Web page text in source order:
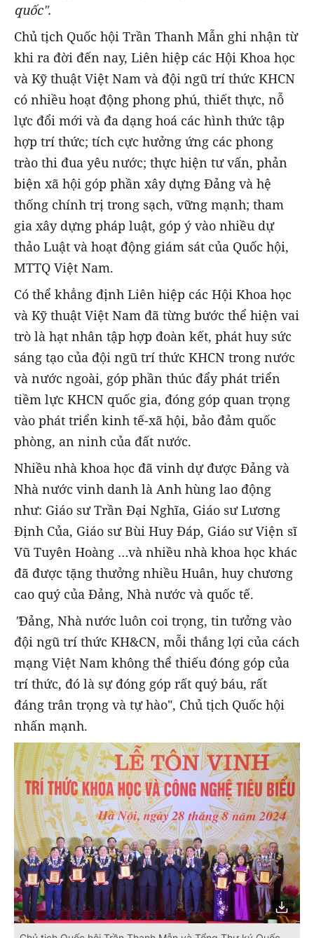
quốc".
Chủ tịch Quốc hội Trần Thanh Mẫn ghi nhận từ
khi ra đời đến nay, Liên hiệp các Hội Khoa học
và Kỹ thuật Việt Nam và đội ngũ trí thức KHCN
có nhiều hoạt động phong phú, thiết thực, nỗ
lực đổi mới và đa dạng hoá các hình thức tập
hợp trí thức; tích cực hưởng ứng các phong
trào thi đua yêu nước; thực hiện tư vấn, phản
biện xã hội góp phần xây dựng Đảng và hệ
thống chính trị trong sạch, vững mạnh; tham
gia xây dựng pháp luật, góp ý vào nhiều dự
thảo Luật và hoạt động giám sát của Quốc hội,
MTTQ Việt Nam.
Có thể khẳng định Liên hiệp các Hội Khoa học
và Kỹ thuật Việt Nam đã từng bước thể hiện vai
trò là hạt nhân tập hợp đoàn kết, phát huy sức
sáng tạo của đội ngũ trí thức KHCN trong nước
và nước ngoài, góp phần thúc đẩy phát triển
tiềm lực KHCN quốc gia, đóng góp quan trọng
vào phát triển kinh tế-xã hội, bảo đảm quốc
phòng, an ninh của đất nước.
Nhiều nhà khoa học đã vinh dự được Đảng và
Nhà nước vinh danh là Anh hùng lao động
như: Giáo sư Trần Đại Nghĩa, Giáo sư Lương
Định Của, Giáo sư Bùi Huy Đáp, Giáo sư Viện sĩ
Vũ Tuyên Hoàng …và nhiều nhà khoa học khác
đã được tặng thưởng nhiều Huân, huy chương
cao quý của Đảng, Nhà nước và quốc tế.
"Đảng, Nhà nước luôn coi trọng, tin tưởng vào
đội ngũ trí thức KH&CN, mỗi thắng lợi của cách
mạng Việt Nam không thể thiếu đóng góp của
trí thức, đó là sự đóng góp rất quý báu, rất
đáng trân trọng và tự hào", Chủ tịch Quốc hội
nhấn mạnh.